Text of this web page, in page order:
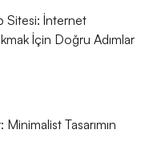
Gücü: Markanızı
Bir Bakış
İz Bırakan
Sitesi: İnternet
İçin Doğru Adımlar
Tasarımın